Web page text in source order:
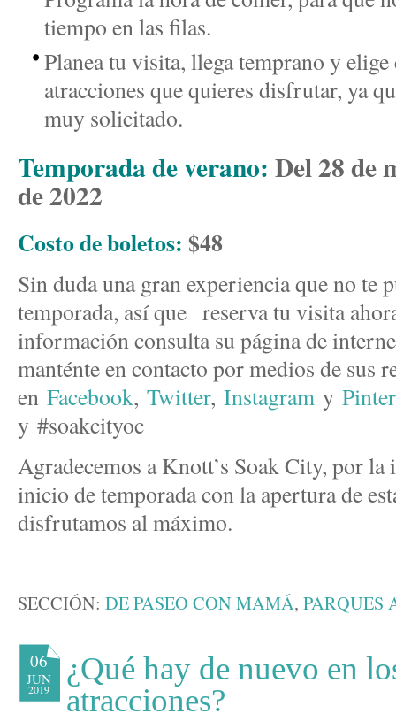
tiempo en las filas.
Planea tu visita, llega temprano y
atracciones que quieres disfrutar, ya
muy solicitado.
Temporada de verano: Del 28 de
de 2022
Costo de boletos: $48
Sin duda una gran experiencia que no te
temporada, así que reserva tu visita
información consulta su página de
manténte en contacto por medios de sus
en Facebook, Twitter, Instagram y
y #soakcityoc
Agradecemos a Knott’s Soak City, por
inicio de temporada con la apertura de
disfrutamos al máximo.
SECCIÓN: DE PASEO CON MAMÁ, PARQUES
06
JUN
2019
¿Qué hay de nuevo en
atracciones?